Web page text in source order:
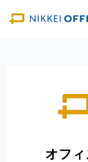
オフ